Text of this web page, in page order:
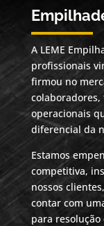
A LEME
profissionais
firmou no
operacionais
diferencial da
Estamos
competitiva,
nossos
contar com
para